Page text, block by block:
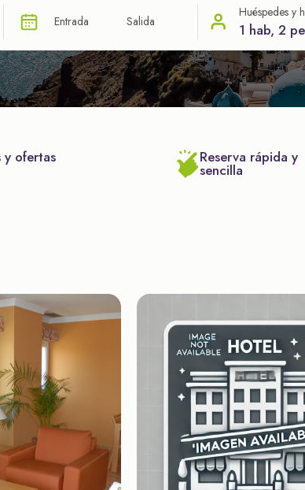
Entrada Salida
Huéspedes y
1 hab, 2
y ofertas Reserva rápida y
sencilla